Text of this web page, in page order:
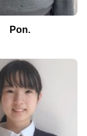
Pon.